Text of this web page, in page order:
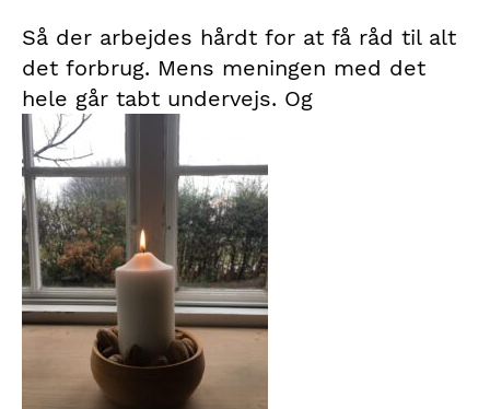
Så der arbejdes hårdt for at få råd til alt
det forbrug. Mens meningen med det
hele går tabt undervejs. Og